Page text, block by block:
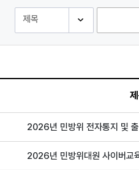
2026년 민방위 전자통지 및
2026년 민방위대원 사이버교